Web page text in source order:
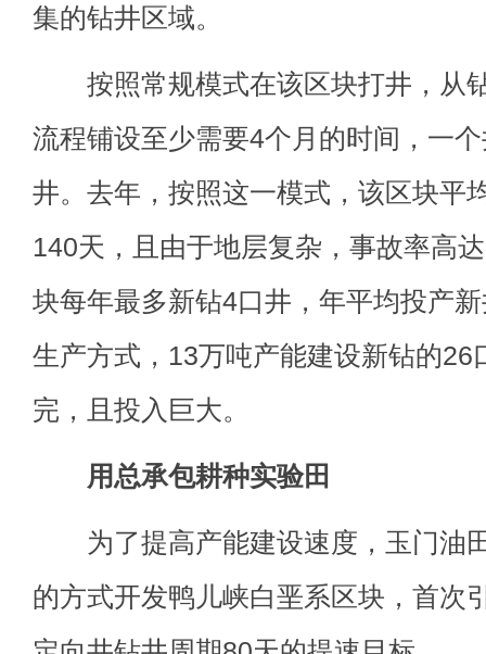
集的钻井区域。
按照常规模式在该区块打井，从
流程铺设至少需要4个月的时间，一
井。去年，按照这一模式，该区块平
140天，且由于地层复杂，事故率高
块每年最多新钻4口井，年平均投产
生产方式，13万吨产能建设新钻的26
完，且投入巨大。
用总承包耕种实验田
为了提高产能建设速度，玉门油
的方式开发鸭儿峡白垩系区块，首次